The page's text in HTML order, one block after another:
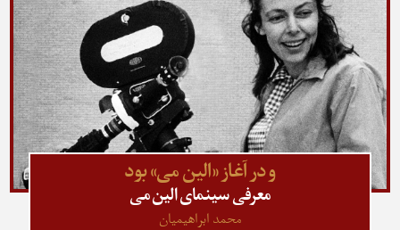
و در آغاز «الین می» بود
معرفی سینمای الین می
محمد ابراهیمیان